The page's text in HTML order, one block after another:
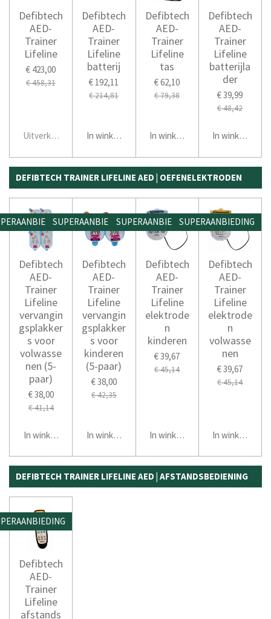
Defibtech
AED-
Trainer
Lifeline
€ 423,00
€ 458,31
Uitverkocht
Defibtech
AED-
Trainer
Lifeline
batterij
€ 192,11
€ 214,81
In winkelwagen
Defibtech
AED-
Trainer
Lifeline
tas
€ 62,10
€ 79,38
In winkelwagen
Defibtech
AED-
Trainer
Lifeline
batterijla
der
€ 39,99
€ 48,42
In winkelwagen
DEFIBTECH TRAINER LIFELINE AED | OEFENELEKTRODEN
Defibtech
AED-
Trainer
Lifeline
vervangin
gsplakker
s voor
volwasse
nen (5-
paar)
€ 38,00
€ 41,14
In winkelwagen
SUPERAANBIEDING
Defibtech
AED-
Trainer
Lifeline
vervangin
gsplakker
s voor
kinderen
(5-paar)
€ 38,00
€ 42,35
In winkelwagen
SUPERAANBIEDING
Defibtech
AED-
Trainer
Lifeline
elektrode
n
kinderen
€ 39,67
€ 45,14
In winkelwagen
SUPERAANBIEDING
Defibtech
AED-
Trainer
Lifeline
elektrode
n
volwasse
nen
€ 39,67
€ 45,14
In winkelwagen
DEFIBTECH TRAINER LIFELINE AED | AFSTANDSBEDIENING
Defibtech
AED-
Trainer
Lifeline
afstands